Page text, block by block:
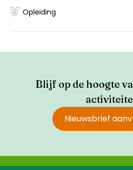
Opleiding
Blijf op de hoogte
Nieuwsbrief